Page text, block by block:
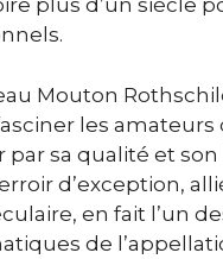
plus d’un siècle
Mouton
les amateurs
sa qualité et son
d’exception,
en fait l’un
de